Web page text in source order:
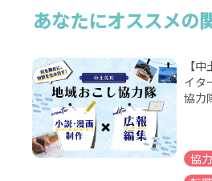
あなたにオススメの
【
イタ
協力
協